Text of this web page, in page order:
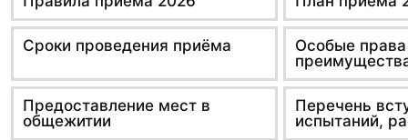
Сроки проведения приёма
Особые
Предоставление мест в
общежитии
Перечень
испытаний,